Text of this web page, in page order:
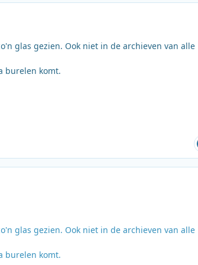
glas gezien. Ook niet in de archieven van alle
burelen komt.
glas gezien. Ook niet in de archieven van alle
burelen komt.